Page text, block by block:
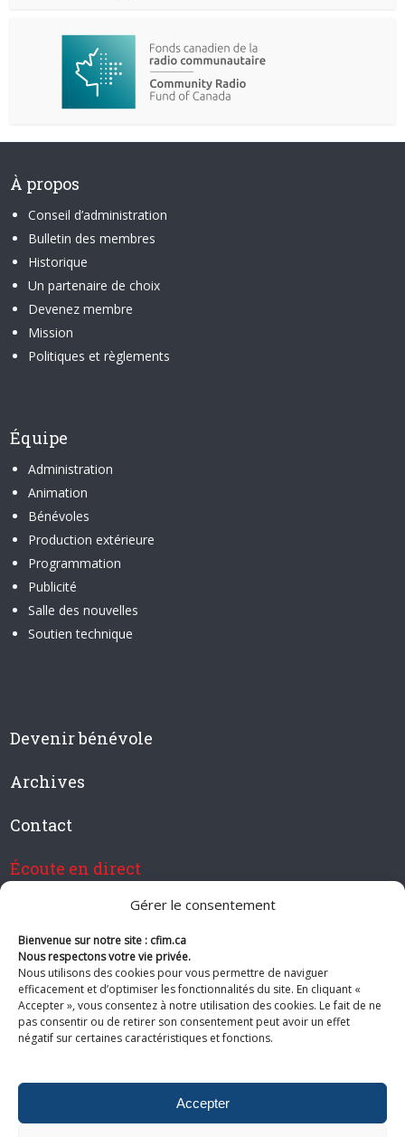
Gérer le consentement
Bienvenue sur notre site : cfim.ca
Nous respectons votre vie privée.
Nous utilisons des cookies pour vous permettre de naviguer
efficacement et d’optimiser les fonctionnalités du site. En cliquant «
Accepter », vous consentez à notre utilisation des cookies. Le fait de ne
pas consentir ou de retirer son consentement peut avoir un effet
négatif sur certaines caractéristiques et fonctions.
Accepter
À propos
Conseil d’administration
Bulletin des membres
Historique
Un partenaire de choix
Devenez membre
Mission
Politiques et règlements
Équipe
Administration
Animation
Bénévoles
Production extérieure
Programmation
Publicité
Salle des nouvelles
Soutien technique
Devenir bénévole
Archives
Contact
Écoute en direct
Devenir membre de CFIM
Suivez-nous